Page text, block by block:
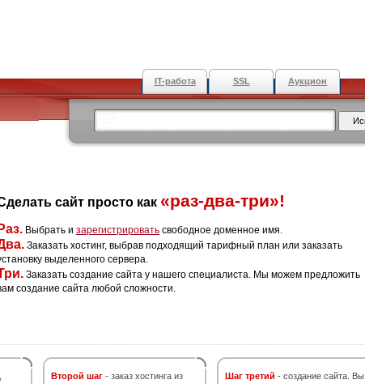
IT-работа SSL Аукцион
сайт просто как «раз-два-три»!
Раз. Выбрать и зарегистрировать свободное доменное имя.
Заказать хостинг, выбрав подходящий тарифный план или заказать
выделенного сервера.
Заказать создание сайта у нашего специалиста. Мы можем предложить
создание сайта любой сложности.
Второй шаг - заказ хостинга из
Шаг третий - создание сайта. Вы